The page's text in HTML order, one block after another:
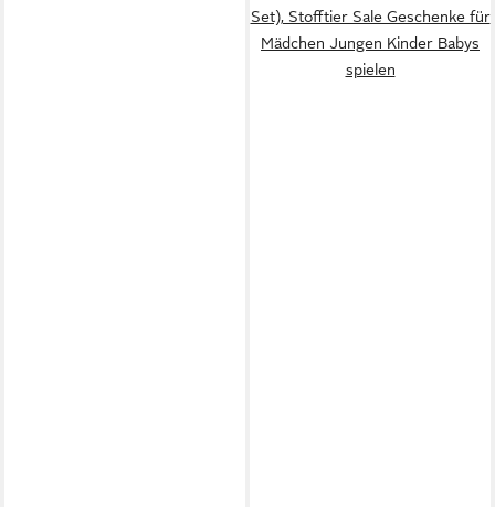
Set), Stofftier Sale Geschenke für
Mädchen Jungen Kinder Babys
spielen